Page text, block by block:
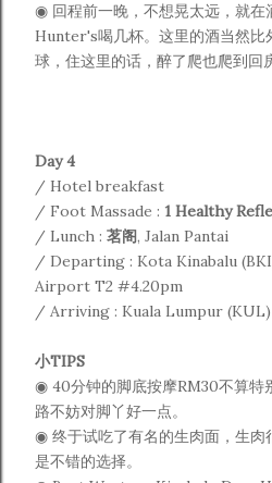
◉ 回程前一晚，不想晃太远，就在
Hunter's喝几杯。这里的酒当然比
球，住这里的话，醉了爬也爬到回
Day 4
/ Hotel breakfast
/ Foot Massade : 1 Healthy
/ Lunch : 茗阁, Jalan Pantai
/ Departing : Kota Kinabalu
Airport T2 #4.20pm
/ Arriving : Kuala Lumpur
小TIPS
◉ 40分钟的脚底按摩RM30不算特
路不妨对脚丫好一点。
◉ 终于试吃了有名的生肉面，生肉
是不错的选择。